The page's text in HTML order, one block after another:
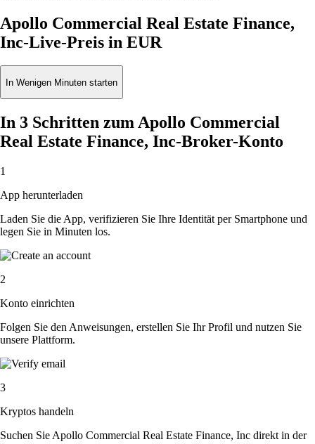
Apollo Commercial Real Estate Finance,
Inc-Live-Preis in EUR
In Wenigen Minuten starten
In 3 Schritten zum Apollo Commercial
Real Estate Finance, Inc-Broker-Konto
1
App herunterladen
Laden Sie die App, verifizieren Sie Ihre Identität per Smartphone und
legen Sie in Minuten los.
2
Konto einrichten
Folgen Sie den Anweisungen, erstellen Sie Ihr Profil und nutzen Sie
unsere Plattform.
3
Kryptos handeln
Suchen Sie Apollo Commercial Real Estate Finance, Inc direkt in der